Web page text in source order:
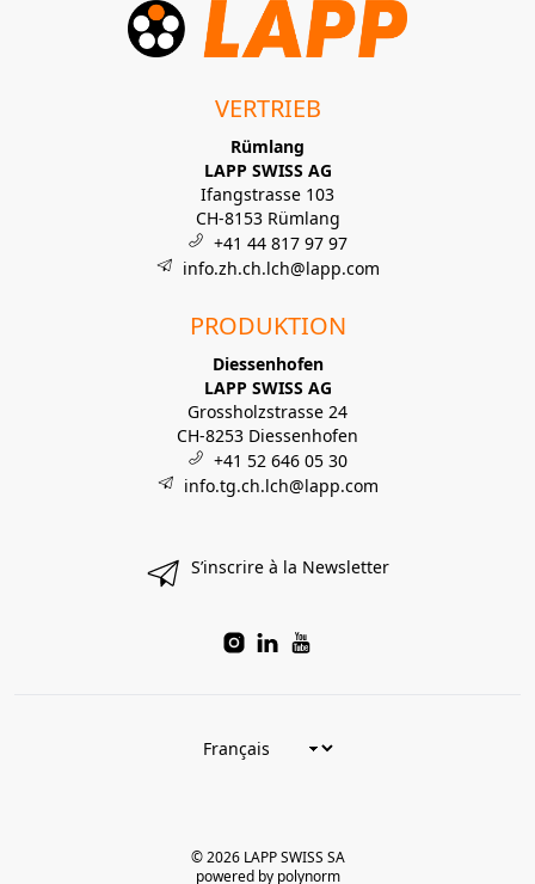
VERTRIEB
Rümlang
LAPP SWISS AG
Ifangstrasse 103
CH-8153 Rümlang
+41 44 817 97 97
info.zh.ch.lch@lapp.com
PRODUKTION
Diessenhofen
LAPP SWISS AG
Grossholzstrasse 24
CH-8253 Diessenhofen
+41 52 646 05 30
info.tg.ch.lch@lapp.com
S’inscrire à la Newsletter
© 2026 LAPP SWISS SA
powered by polynorm